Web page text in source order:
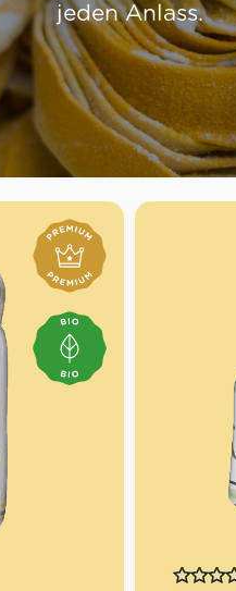
jeden Anlass.